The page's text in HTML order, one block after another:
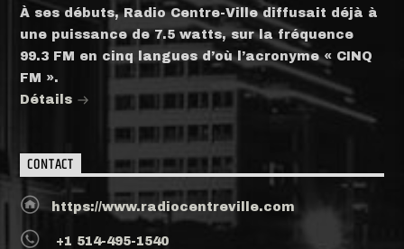
À ses débuts, Radio Centre-Ville diffusait déjà à
une puissance de 7.5 watts, sur la fréquence
99.3 FM en cinq langues d’où l’acronyme « CINQ
FM ».
Détails
CONTACT
https://www.radiocentreville.com
+1 514-495-1540